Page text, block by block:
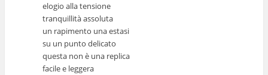
elogio alla tensione
tranquillità assoluta
un rapimento una estasi
su un punto delicato
questa non è una replica
facile e leggera